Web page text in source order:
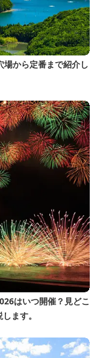
場から定番まで紹介し
はいつ開催？見どこ
ます。